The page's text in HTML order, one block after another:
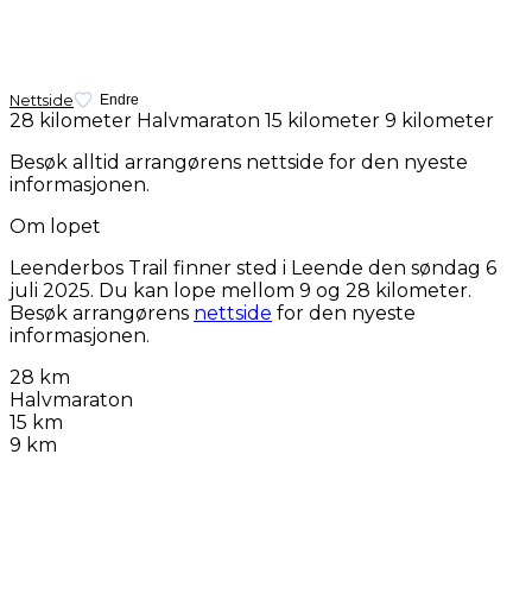
Nettside Endre
28 kilometer Halvmaraton 15 kilometer 9 kilometer
Besøk alltid arrangørens nettside for den nyeste
informasjonen.
Om lopet
Leenderbos Trail finner sted i Leende den søndag 6
juli 2025. Du kan lope mellom 9 og 28 kilometer.
Besøk arrangørens nettside for den nyeste
informasjonen.
28 km
Halvmaraton
15 km
9 km